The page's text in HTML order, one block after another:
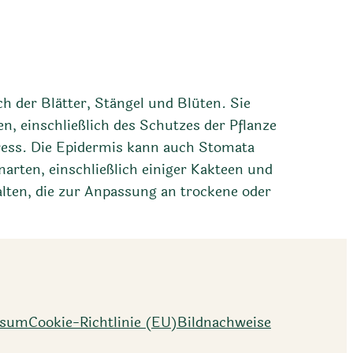
der Blätter, Stängel und Blüten. Sie
einschließlich des Schutzes der Pflanze
Die Epidermis kann auch Stomata
einschließlich einiger Kakteen und
die zur Anpassung an trockene oder
Cookie-Richtlinie (EU)Bildnachweise